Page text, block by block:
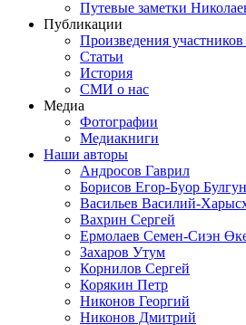
Путевые заметки
Публикации
Произведения участников
Статьи
История
СМИ о нас
Медиа
Фотографии
Медиакниги
Наши авторы
Андросов Гаврил
Борисов Егор-Буор
Васильев Василий-
Вахрин Сергей
Ермолаев Семен-Сиэн
Захаров Утум
Корнилов Сергей
Корякин Петр
Никонов Георгий
Никонов Дмитрий